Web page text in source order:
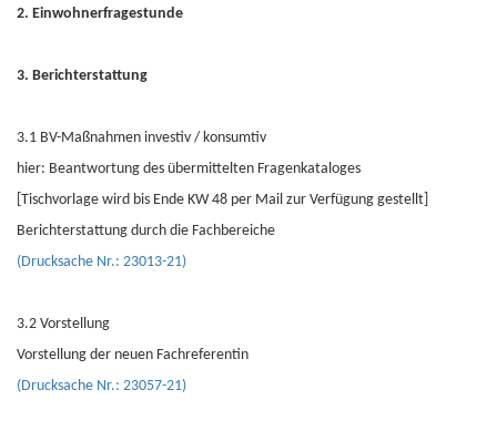
2. Einwohnerfragestunde
3. Berichterstattung
3.1 BV-Maßnahmen investiv / konsumtiv
hier: Beantwortung des übermittelten Fragenkataloges
[Tischvorlage wird bis Ende KW 48 per Mail zur Verfügung gestellt]
Berichterstattung durch die Fachbereiche
(Drucksache Nr.: 23013-21)
3.2 Vorstellung
Vorstellung der neuen Fachreferentin
(Drucksache Nr.: 23057-21)